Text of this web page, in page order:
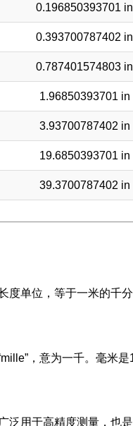
0.196850393701 in
0.393700787402 in
0.787401574803 in
1.96850393701 in
3.93700787402 in
19.6850393701 in
39.3700787402 in
度单位，等于一米的千
，意为一千。毫米
泛用于高精度测量，也